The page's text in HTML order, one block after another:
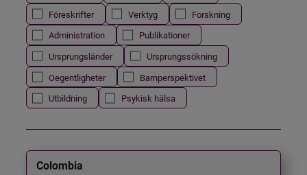
Föreskrifter
Verktyg
Forskning
Administration
Publikationer
Ursprungsländer
Ursprungssökning
Oegentligheter
Barnperspektivet
Utbildning
Psykisk hälsa
Colombia